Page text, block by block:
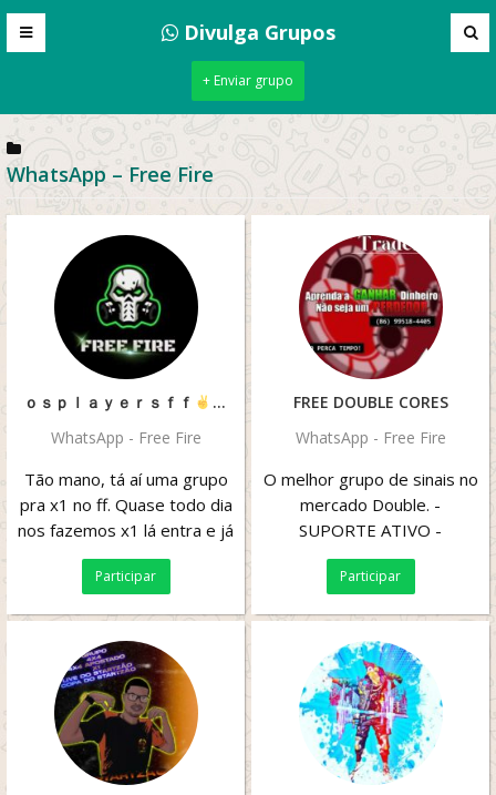
Divulga Grupos
+ Enviar grupo
WhatsApp – Free Fire
ｏｓㅤｐｌａｙｅｒｓㅤｆｆ
WhatsApp - Free Fire
Tão mano, tá aí uma grupo
pra x1 no ff. Quase todo dia
nos fazemos x1 lá entra e já
manda o id, bora x1 seus
logos?
Participar
FREE DOUBLE CORES
WhatsApp - Free Fire
O melhor grupo de sinais no
mercado Double. -
SUPORTE ATIVO -
TREINAMENTO
COMPLETO -
Participar